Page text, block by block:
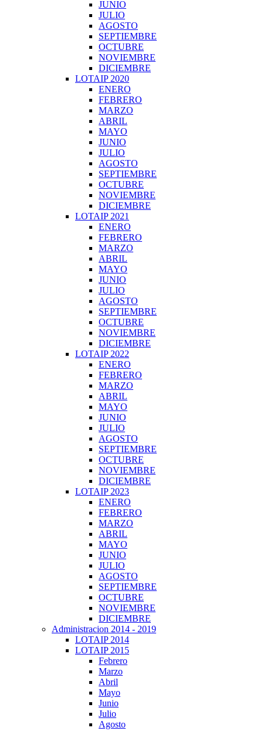
JUNIO
JULIO
AGOSTO
SEPTIEMBRE
OCTUBRE
NOVIEMBRE
DICIEMBRE
LOTAIP 2020
ENERO
FEBRERO
MARZO
ABRIL
MAYO
JUNIO
JULIO
AGOSTO
SEPTIEMBRE
OCTUBRE
NOVIEMBRE
DICIEMBRE
LOTAIP 2021
ENERO
FEBRERO
MARZO
ABRIL
MAYO
JUNIO
JULIO
AGOSTO
SEPTIEMBRE
OCTUBRE
NOVIEMBRE
DICIEMBRE
LOTAIP 2022
ENERO
FEBRERO
MARZO
ABRIL
MAYO
JUNIO
JULIO
AGOSTO
SEPTIEMBRE
OCTUBRE
NOVIEMBRE
DICIEMBRE
LOTAIP 2023
ENERO
FEBRERO
MARZO
ABRIL
MAYO
JUNIO
JULIO
AGOSTO
SEPTIEMBRE
OCTUBRE
NOVIEMBRE
DICIEMBRE
Administracion 2014 - 2019
LOTAIP 2014
LOTAIP 2015
Febrero
Marzo
Abril
Mayo
Junio
Julio
Agosto